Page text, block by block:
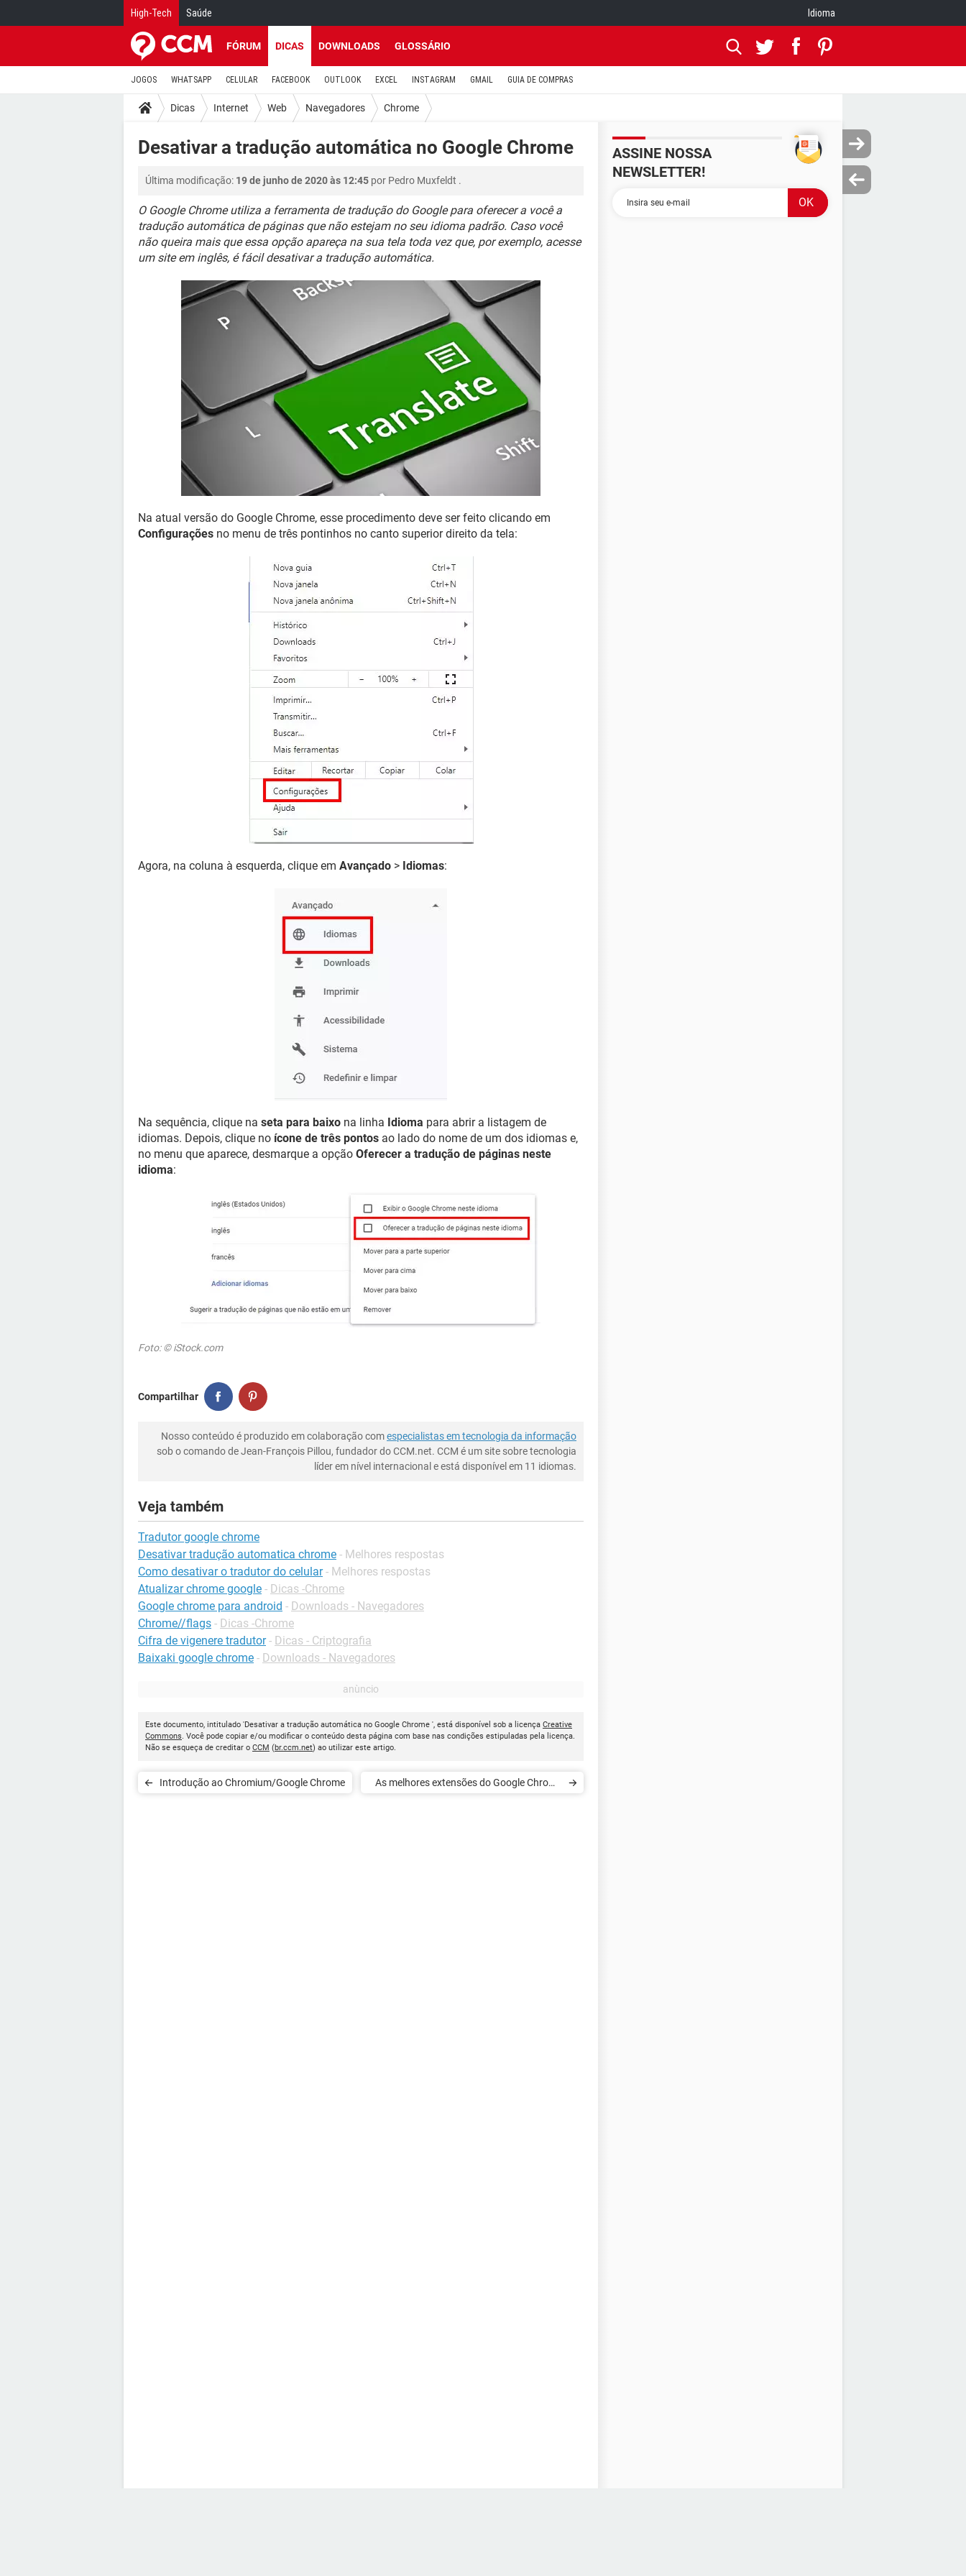
High-Tech Saúde Idioma
FÓRUM DICAS DOWNLOADS GLOSSÁRIO
JOGOS WHATSAPP CELULAR FACEBOOK OUTLOOK EXCEL INSTAGRAM GMAIL GUIA DE COMPRAS
Dicas Internet Web Navegadores Chrome
Desativar a tradução automática no Google Chrome
Última modificação: 19 de junho de 2020 às 12:45 por Pedro Muxfeldt .
O Google Chrome utiliza a ferramenta de tradução do Google para oferecer a você a
tradução automática de páginas que não estejam no seu idioma padrão. Caso você
não queira mais que essa opção apareça na sua tela toda vez que, por exemplo, acesse
um site em inglês, é fácil desativar a tradução automática.
Na atual versão do Google Chrome, esse procedimento deve ser feito clicando em
Configurações no menu de três pontinhos no canto superior direito da tela:
Agora, na coluna à esquerda, clique em Avançado > Idiomas:
Na sequência, clique na seta para baixo na linha Idioma para abrir a listagem de
idiomas. Depois, clique no ícone de três pontos ao lado do nome de um dos idiomas e,
no menu que aparece, desmarque a opção Oferecer a tradução de páginas neste
idioma:
Foto: © iStock.com
Compartilhar
Nosso conteúdo é produzido em colaboração comespecialistas em tecnologia da informação
sob o comando de Jean-François Pillou, fundador do CCM.net. CCM é um site sobre tecnologia
líder em nível internacional e está disponível em 11 idiomas.
Veja também
Tradutor google chrome
Desativar tradução automatica chrome - Melhores respostas
Como desativar o tradutor do celular - Melhores respostas
Atualizar chrome google - Dicas -Chrome
Google chrome para android - Downloads - Navegadores
Chrome//flags - Dicas -Chrome
Cifra de vigenere tradutor - Dicas - Criptografia
Baixaki google chrome - Downloads - Navegadores
Este documento, intitulado 'Desativar a tradução automática no Google Chrome ', está disponível sob a licença Creative
Commons. Você pode copiar e/ou modificar o conteúdo desta página com base nas condições estipuladas pela licença.
Não se esqueça de creditar o CCM (br.ccm.net) ao utilizar este artigo.
Introdução ao Chromium/Google Chrome
As melhores extensões do Google Chrome
ASSINE NOSSA
NEWSLETTER!